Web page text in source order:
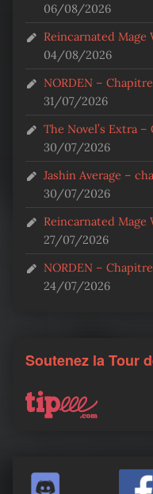
06/08/2026
Reincarnated
04/08/2026
NORDEN –
31/07/2026
The Novel’s Extra
30/07/2026
Jashin Average –
30/07/2026
Reincarnated
27/07/2026
NORDEN –
24/07/2026
Soutenez la Tour